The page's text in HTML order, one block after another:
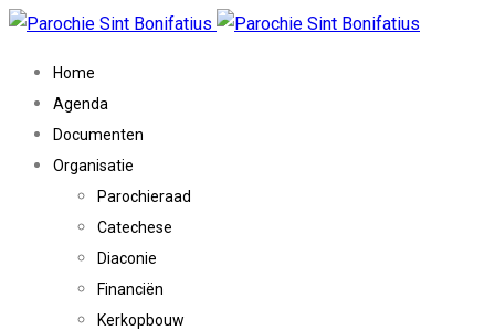
Home
Agenda
Documenten
Organisatie
Parochieraad
Catechese
Diaconie
Financiën
Kerkopbouw